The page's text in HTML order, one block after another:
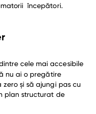
începători.
cele mai accesibile
nu ai o pregătire
și să ajungi pas cu
plan structurat de